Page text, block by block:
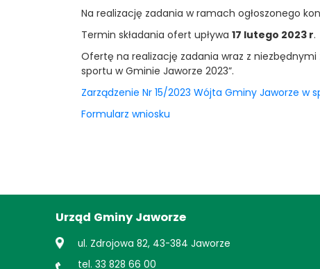
Na realizację zadania w ramach ogłoszonego
Termin składania ofert upływa 17 lutego 2023 r.
Ofertę na realizację zadania wraz z niezbędnymi
sportu w Gminie Jaworze 2023”.
Zarządzenie Nr 15/2023 Wójta Gminy Jaworze
Formularz wniosku
Urząd Gminy Jaworze
ul. Zdrojowa 82, 43-384 Jaworze
tel. 33 828 66 00